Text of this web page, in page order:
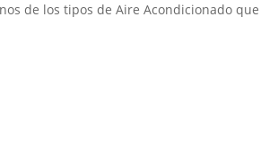
de los tipos de Aire Acondicionado que